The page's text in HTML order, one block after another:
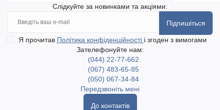
Слідкуйте за новинками та акціями:
Підпишіться
Я прочитав Політика конфіденційності і згоден з вимогами
Зателефонуйте нам:
(044) 22-77-662
(067) 483-65-85
(050) 067-34-84
Передзвоніть мені
До контактів